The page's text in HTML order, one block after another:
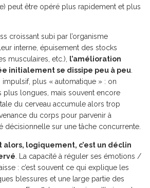
peut être opéré plus rapidement et plus
croissant subi par l’organisme
interne, épuisement des stocks
musculaires, etc.),
l’amélioration
initialement se dissipe peu à peu
impulsif, plus « automatique » : on
plus longues, mais souvent encore
du cerveau accumule alors trop
du corps pour parvenir à
décisionnelle sur une tâche concurrente.
alors, logiquement, c’est un déclin
. La capacité à réguler ses émotions /
: c’est souvent ce qui explique les
blessures et une large partie des